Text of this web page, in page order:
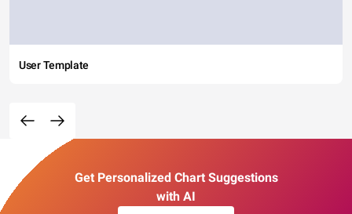
User Template
Get Personalized Chart Suggestions
with AI